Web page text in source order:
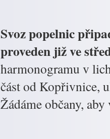
Svoz popelnic
proveden již ve
harmonogramu v
část od Kopřivnice,
Žádáme občany,